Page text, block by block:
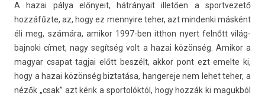
A hazai pálya előnyeit, hátrányait illetően a sportvezető
hozzáfűzte, az, hogy ez men­nyire teher, azt min­denki másként
éli meg, számára, amikor 1997-ben itthon nyert felnőtt világ­
bajnoki címet, nagy segítség volt a hazai közönség. Amikor a
magyar csapat tag­jai előtt beszélt, akkor pont ezt em­el­te ki,
hogy a hazai közönség bi­ztatása, han­gereje nem lehet teher, a
nézők „csak” azt kérik a spor­tolók­tól, hogy hozzák ki maguk­ból